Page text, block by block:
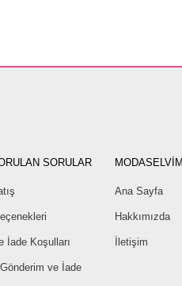
SORULAR
İade Koşulları
Gönderim ve İade
MODASELVİM
Ana Sayfa
Hakkımızda
İletişim